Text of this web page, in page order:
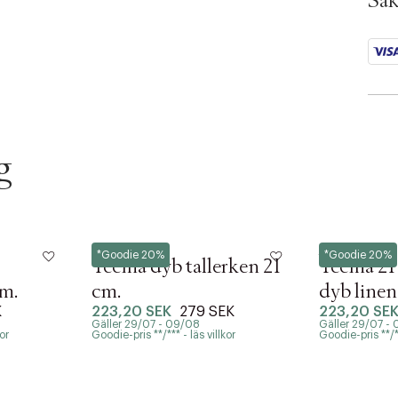
*Goodie 20%
Iittala
Teema dyb tallerken 21
cm.
223,20 SEK 279 SEK
Gäller 29/07 - 09/08
Goodie-pris **/*** - läs villkor
*Goodie 20%
Iittala
Teema
dyb linen
223,20 SEK
Gäller 29/07 -
Goodie-pris **/